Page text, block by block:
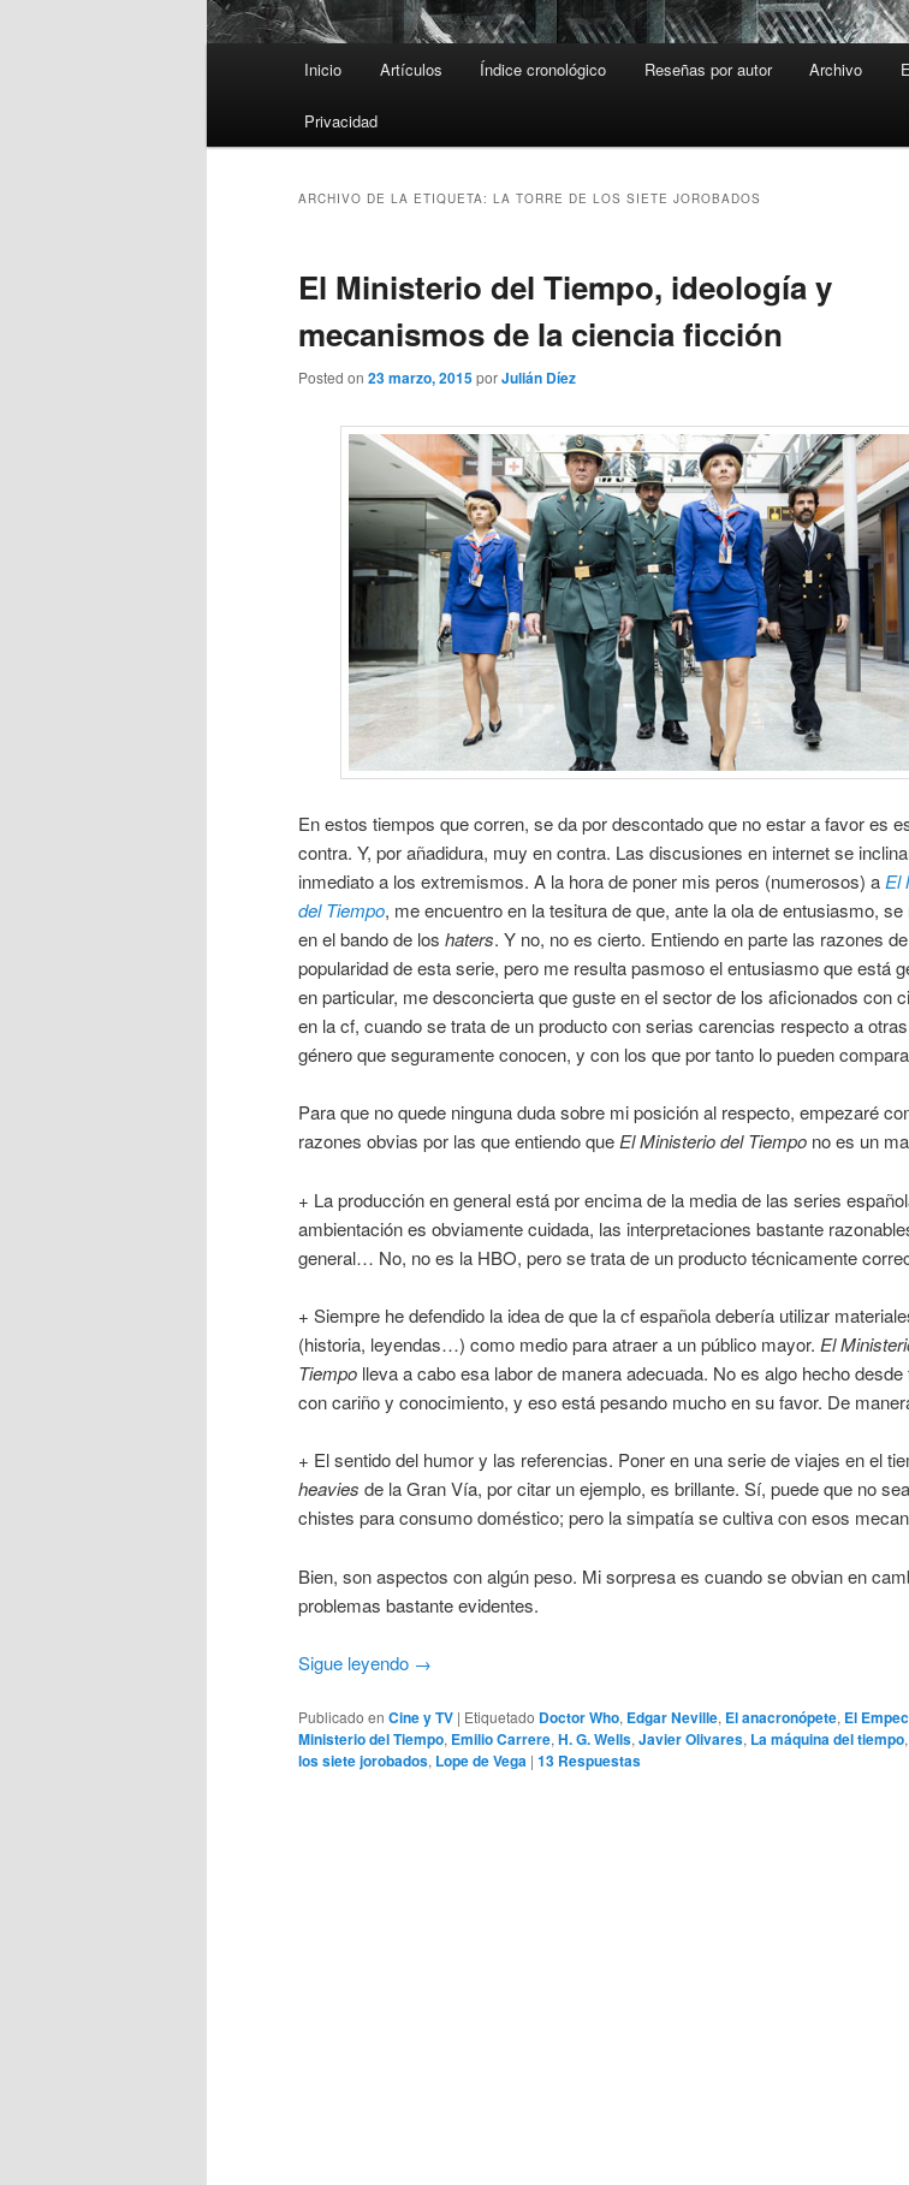
Inicio Artículos Índice cronológico Reseñas por autor Archivo
Privacidad
ARCHIVO DE LA ETIQUETA: LA TORRE DE LOS SIETE JOROBADOS
El Ministerio del Tiempo, ideología y
mecanismos de la ciencia ficción
Posted on 23 marzo, 2015porJulián Díez
En estos tiempos que corren, se da por descontado que no estar a favor es
contra. Y, por añadidura, muy en contra. Las discusiones en internet se
inmediato a los extremismos. A la hora de poner mis peros (numerosos) a El
del Tiempo, me encuentro en la tesitura de que, ante la ola de entusiasmo,
en el bando de los haters. Y no, no es cierto. Entiendo en parte las razones
popularidad de esta serie, pero me resulta pasmoso el entusiasmo que está
en particular, me desconcierta que guste en el sector de los aficionados con
en la cf, cuando se trata de un producto con serias carencias respecto a
género que seguramente conocen, y con los que por tanto lo pueden
Para que no quede ninguna duda sobre mi posición al respecto, empezaré
razones obvias por las que entiendo que El Ministerio del Tiempo no es un
+ La producción en general está por encima de la media de las series
ambientación es obviamente cuidada, las interpretaciones bastante
general… No, no es la HBO, pero se trata de un producto técnicamente
+ Siempre he defendido la idea de que la cf española debería utilizar
(historia, leyendas…) como medio para atraer a un público mayor. El
Tiempo lleva a cabo esa labor de manera adecuada. No es algo hecho desde
con cariño y conocimiento, y eso está pesando mucho en su favor. De
+ El sentido del humor y las referencias. Poner en una serie de viajes en el
heavies de la Gran Vía, por citar un ejemplo, es brillante. Sí, puede que no
chistes para consumo doméstico; pero la simpatía se cultiva con esos
Bien, son aspectos con algún peso. Mi sorpresa es cuando se obvian en
problemas bastante evidentes.
Sigue leyendo →
Publicado en Cine y TV | Etiquetado Doctor Who, Edgar Neville, El anacronópete, El
Ministerio del Tiempo, Emilio Carrere,H. G. Wells,Javier Olivares, La máquina del tiempo,
los siete jorobados, Lope de Vega | 13 Respuestas